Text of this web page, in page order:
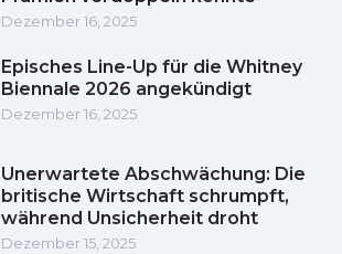
Dezember 16, 2025
Episches Line-Up für die Whitney
Biennale 2026 angekündigt
Dezember 16, 2025
Unerwartete Abschwächung: Die
britische Wirtschaft schrumpft,
während Unsicherheit droht
Dezember 15, 2025